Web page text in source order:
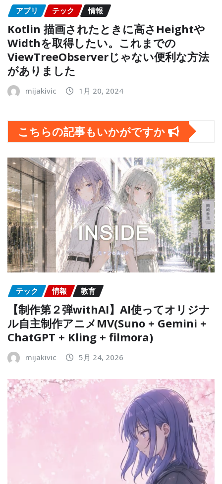
アプリ テック 情報
Kotlin 描画されたときに高さHeightや
Widthを取得したい。これまでの
ViewTreeObserverじゃない便利な方法
がありました
mijakivic 1月 20, 2024
こちらの記事もいかがですか
テック 情報 教育
【制作第２弾withAI】AI使ってオリジナ
ル自主制作アニメMV(Suno + Gemini +
ChatGPT + Kling + filmora)
mijakivic 5月 24, 2026